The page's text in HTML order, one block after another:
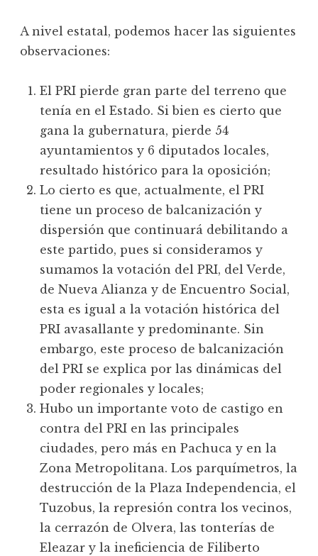
A nivel estatal, podemos hacer las siguientes
observaciones:
El PRI pierde gran parte del terreno que
tenía en el Estado. Si bien es cierto que
gana la gubernatura, pierde 54
ayuntamientos y 6 diputados locales,
resultado histórico para la oposición;
Lo cierto es que, actualmente, el PRI
tiene un proceso de balcanización y
dispersión que continuará debilitando a
este partido, pues si consideramos y
sumamos la votación del PRI, del Verde,
de Nueva Alianza y de Encuentro Social,
esta es igual a la votación histórica del
PRI avasallante y predominante. Sin
embargo, este proceso de balcanización
del PRI se explica por las dinámicas del
poder regionales y locales;
Hubo un importante voto de castigo en
contra del PRI en las principales
ciudades, pero más en Pachuca y en la
Zona Metropolitana. Los parquímetros, la
destrucción de la Plaza Independencia, el
Tuzobus, la represión contra los vecinos,
la cerrazón de Olvera, las tonterías de
Eleazar y la ineficiencia de Filiberto